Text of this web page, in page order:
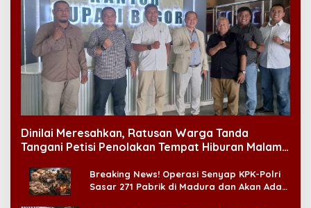
Dinilai Meresahkan, Ratusan Warga Tanda
Tangani Petisi Penolakan Tempat Hiburan Malam
Breaking News! Operasi Senyap KPK-Polri
Sasar 271 Pabrik di Madura dan Akan Ada